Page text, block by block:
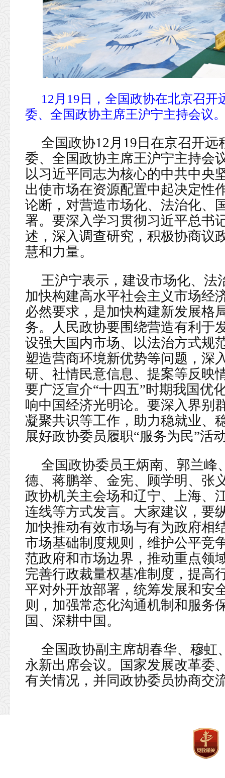
12月19日，全国政协在北京召
委、全国政协主席王沪宁主持会议
全国政协12月19日在京召开
委、全国政协主席王沪宁主持会
以习近平同志为核心的中共中央
出使市场在资源配置中起决定性
论断，对营造市场化、法治化、
署。要深入学习贯彻习近平总书
述，深入调查研究，积极协商议
慧和力量。
王沪宁表示，建设市场化、法
加快构建高水平社会主义市场经
必然要求，是加快构建新发展格
务。人民政协要围绕营造有利于
设强大国内市场、以法治方式规
塑造营商环境新优势等问题，深
研、社情民意信息、提案等反映
要广泛宣介“十四五”时期我国优
响中国经济光明论。要深入界别
凝聚共识等工作，助力稳就业、
展好政协委员履职“服务为民”活
全国政协委员王炳南、郭兰峰
德、蒋鹏举、金宪、顾学明、张
政协机关主会场和辽宁、上海、
连线等方式发言。大家建议，要
加快推动有效市场与有为政府相
市场基础制度规则，维护公平竞
范政府和市场边界，推动重点领
完善行政裁量权基准制度，提高
平对外开放部署，统筹发展和安
则，加强常态化沟通机制和服务
国、深耕中国。
全国政协副主席胡春华、穆虹
永新出席会议。国家发展改革委
有关情况，并同政协委员协商交